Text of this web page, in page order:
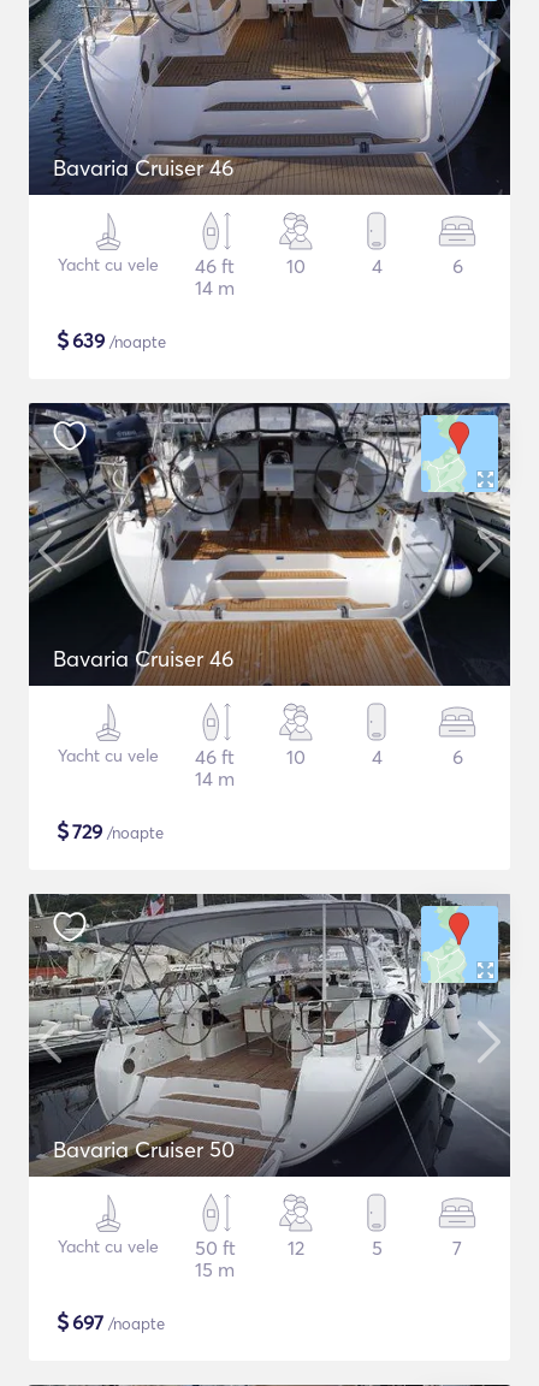
Bavaria Cruiser 46
Yacht cu vele
46 ft
14 m
10 4 6
$639 /noapte
Bavaria Cruiser 46
Yacht cu vele
46 ft
14 m
10 4 6
$729 /noapte
Bavaria Cruiser 50
Yacht cu vele
50 ft
15 m
12 5 7
$697 /noapte